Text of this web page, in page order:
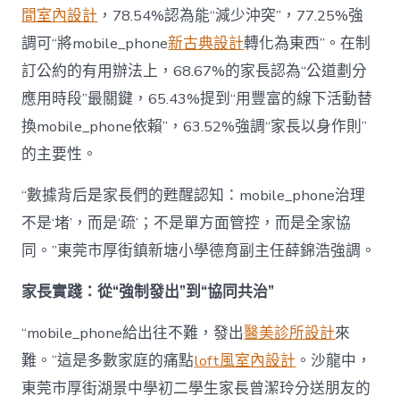
間室內設計 ，78.54%認為能“減少沖突”，77.25%強
調可“將mobile_phone新古典設計轉化為東西”。在制
訂公約的有用辦法上，68.67%的家長認為“公道劃分
應用時段”最關鍵，65.43%提到“用豐富的線下活動替
換mobile_phone依賴”，63.52%強調“家長以身作則”
的主要性。
“數據背后是家長們的甦醒認知：mobile_phone治理
不是‘堵’，而是‘疏’；不是單方面管控，而是全家協
同。”東莞市厚街鎮新塘小學德育副主任薛錦浩強調。
家長實踐：從“強制發出”到“協同共治”
“mobile_phone給出往不難，發出醫美診所設計來
難。”這是多數家庭的痛點loft風室內設計 。沙龍中，
東莞市厚街湖景中學初二學生家長曾潔玲分送朋友的